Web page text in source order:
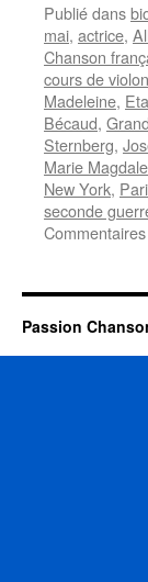
Publié dans
mai, actrice,
Chanson
cours de violon
Madeleine,
Bécaud,
Sternberg,
Marie
New York,
seconde
Passion